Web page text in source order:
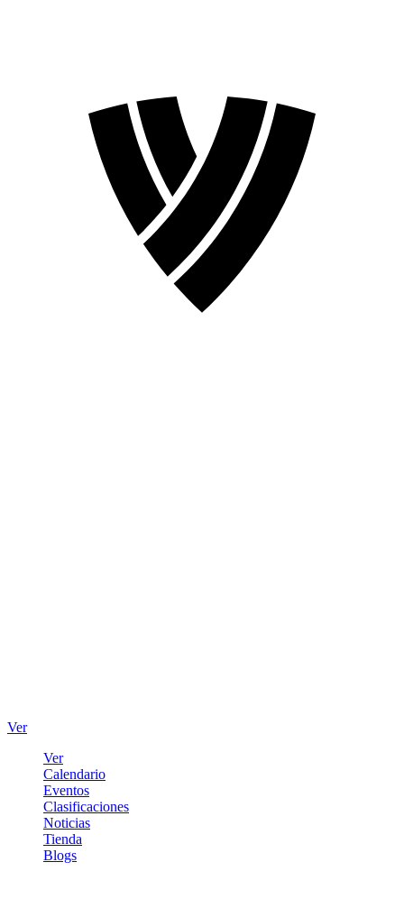
Ver
Ver
Calendario
Eventos
Clasificaciones
Noticias
Tienda
Blogs